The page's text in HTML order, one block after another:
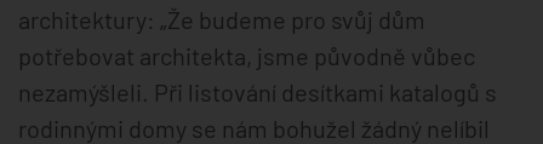
architektury: „Že budeme pro svůj dům
potřebovat architekta, jsme původně vůbec
nezamýšleli. Při listování desítkami katalogů s
rodinnými domy se nám bohužel žádný nelíbil